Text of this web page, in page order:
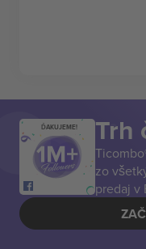
ĎAKUJEME! Trh
zo
predaj v